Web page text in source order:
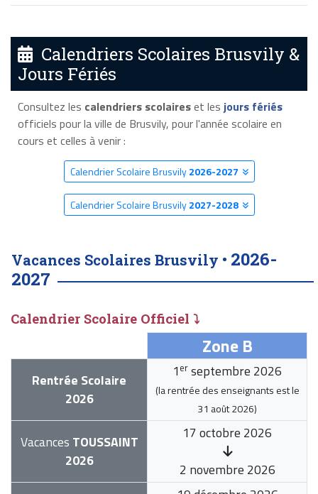
Calendriers Scolaires Brusvily &
Jours Fériés
Consultez les calendriers scolaireset les jours fériés
officiels pour la ville de Brusvily, pour l'année scolaire en
cours et celles à venir :
Calendrier Scolaire Brusvily2026-2027
Calendrier Scolaire Brusvily2027-2028
Vacances Scolaires Brusvily • 2026-
2027
Calendrier Scolaire Officiel ⤵
Zone B
Rentrée Scolaire
2026
1 er septembre 2026
(la rentrée des enseignants est le
31 août 2026)
Vacances TOUSSAINT
2026
17 octobre 2026
2 novembre 2026